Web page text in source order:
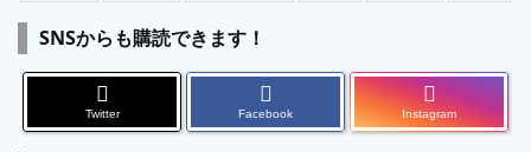
SNSからも購読できます！
Twitter Facebook Instagram